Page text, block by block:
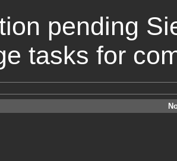
pending
tasks for